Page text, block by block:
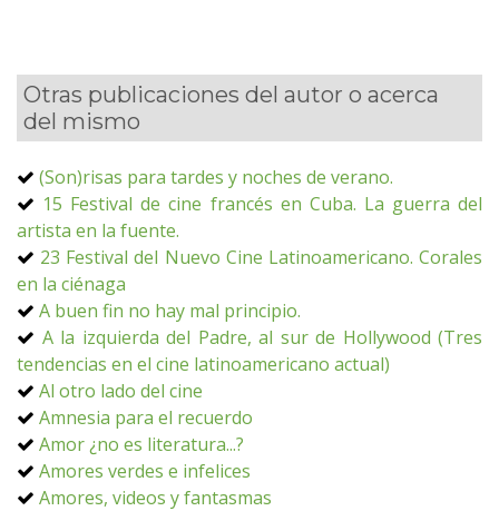
Otras publicaciones del autor o acerca
del mismo
(Son)risas para tardes y noches de verano.
15 Festival de cine francés en Cuba. La guerra del
artista en la fuente.
23 Festival del Nuevo Cine Latinoamericano. Corales
en la ciénaga
A buen fin no hay mal principio.
A la izquierda del Padre, al sur de Hollywood (Tres
tendencias en el cine latinoamericano actual)
Al otro lado del cine
Amnesia para el recuerdo
Amor ¿no es literatura...?
Amores verdes e infelices
Amores, videos y fantasmas